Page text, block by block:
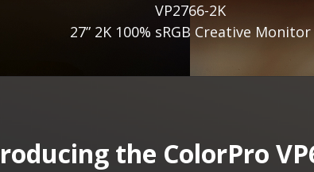
VP2766-2K
27” 2K 100% sRGB Creative Monitor
the ColorPro